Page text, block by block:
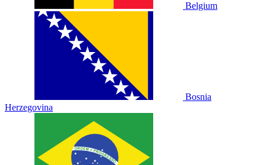
Belgium
Bosnia
Herzegovina